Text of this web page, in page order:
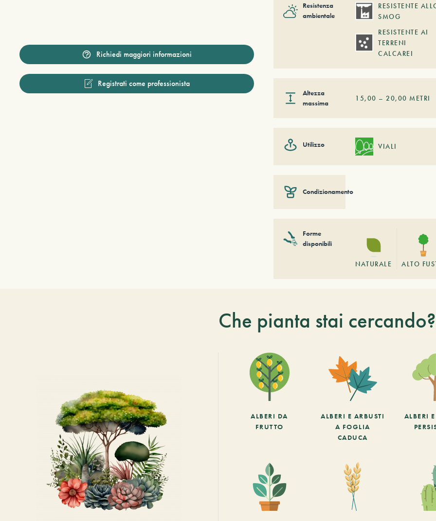
Richiedi maggiori informazioni
Registrati come professionista
Resistenza
ambientale
RESISTENTE
SMOG
RESISTENTE AI
TERRENI
CALCAREI
Altezza
massima
15,00 –20,00 METRI
Utilizzo VIALI
Condizionamento
Forme
disponibili
NATURALE ALTO
Che pianta stai cercando?
ALBERI DA
FRUTTO
ALBERI E ARBUSTI
A FOGLIA
CADUCA
ALBERI